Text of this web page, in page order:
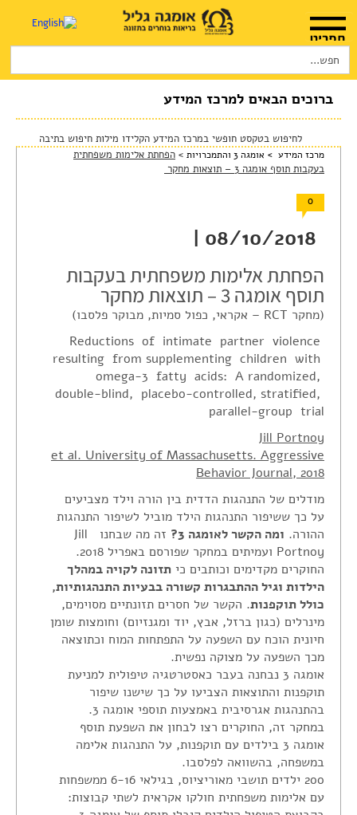
דף הבית
אודות
חנות
היכן להשיג
מוצרים ושרותים
מרכז המידע
סדנאות והרצאות
צור קשר
הצהרת נגישות
Search
for:
ברוכים הבאים למרכז המידע
לחיפוש בטקסט חופשי במרכז המידע הקלידו מילות חיפוש בתיבה
מרכז המידע > אומגה 3 והתמכרויות > הפחתת אלימות משפחתית
בעקבות תוסף אומגה 3 – תוצאות מחקר
0
08/10/2018 |
הפחתת אלימות משפחתית בעקבות
תוסף אומגה 3 – תוצאות מחקר
(מחקר RCT – אקראי, כפול סמיות, מבוקר פלסבו)
Reductions of intimate partner violence
resulting from supplementing children with
omega-3 fatty acids: A randomized,
double-blind, placebo-controlled, stratified,
parallel-group trial
Jill Portnoy
et al. University of Massachusetts. Aggressive
Behavior Journal, 2018
מודלים של התנהגות הדדית בין הורה וילד מצביעים
על כך ששיפור התנהגות הילד מוביל לשיפור התנהגות
ההורה. ומה הקשר לאומגה 3?
זה מה שבחנו Jill
Portnoy ועמיתים במחקר שפורסם באפריל 2018.
החוקרים מקדימים וכותבים כי תזונה לקויה במהלך
הילדות וגיל ההתבגרות קשורה בבעיות התנהגותיות,
כולל תוקפנות. הקשר של חסרים תזונתיים מסוימים,
מינרלים (כגון ברזל, אבץ, יוד ומגנזיום) וחומצות שומן
חיונית הוכח עם השפעה על התפתחות המוח וכתוצאה
מכך השפעה על מצוקה נפשית.
אומגה 3 נבחנה בעבר כאסטרטגיה טיפולית למניעת
תוקפנות והתוצאות הצביעו על כך שישנו שיפור
בהתנהגות אגרסיבית באמצעות תוספי אומגה 3.
במחקר זה, החוקרים רצו לבחון את השפעת תוסף
אומגה 3 בילדים עם תוקפנות, על התנהגות אלימה
במשפחה, בהשוואה לפלסבו.
200 ילדים תושבי מאוריציוס, בגילאי 6-16 ממשפחות
עם אלימות משפחתית חולקו אקראית לשתי קבוצות: